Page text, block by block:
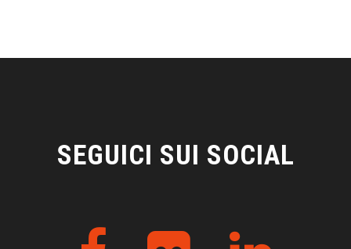
SEGUICI SUI SOCIAL